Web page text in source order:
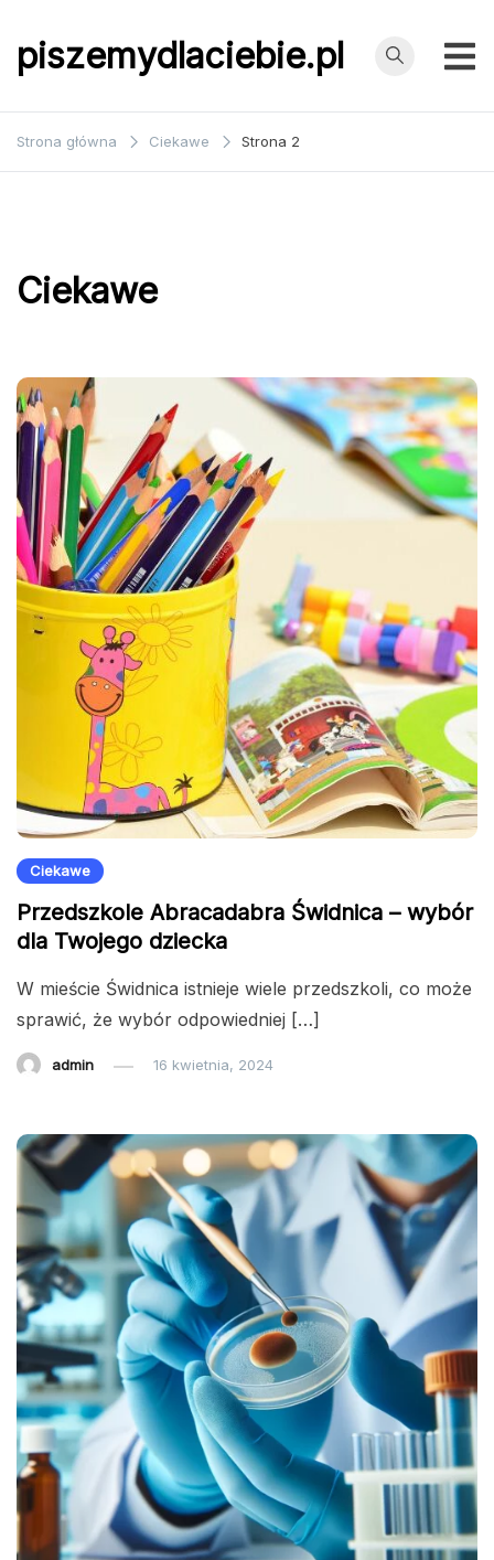
do
treścipiszemydlaciebie.pl
Strona główna Ciekawe Strona 2
Ciekawe
Ciekawe
Przedszkole Abracadabra Świdnica – wybór
dla Twojego dziecka
W mieście Świdnica istnieje wiele przedszkoli, co może
sprawić, że wybór odpowiedniej […]
admin 16 kwietnia, 2024